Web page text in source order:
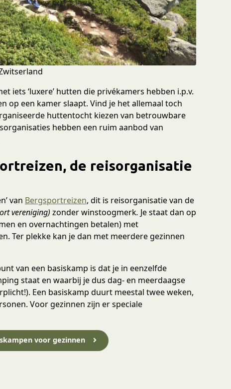
iets ‘luxere’ hutten die privékamers hebben i.p.v.
op een kamer slaapt. Vind je het allemaal toch
huttentocht kiezen van betrouwbare
hebben een ruim aanbod van
de reisorganisatie
van Bergsportreizen, dit is reisorganisatie van de
vereniging) zonder winstoogmerk. Je staat dan op
en overnachtingen betalen) met
Ter plekke kan je dan met meerdere gezinnen
van een basiskamp is dat je in eenzelfde
staat en waarbij je dus dag- en meerdaagse
Een basiskamp duurt meestal twee weken,
Voor gezinnen zijn er speciale
voor gezinnen